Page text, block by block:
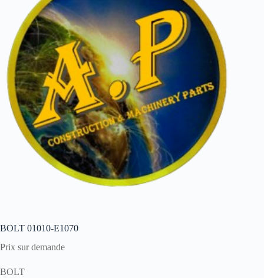
BOLT 01010-E1070
Prix sur demande
BOLT